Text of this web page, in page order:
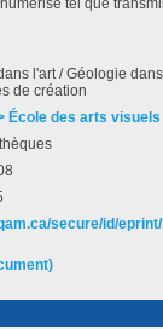
tel que
l'art / Géologie
de création
École des arts
secure/id/